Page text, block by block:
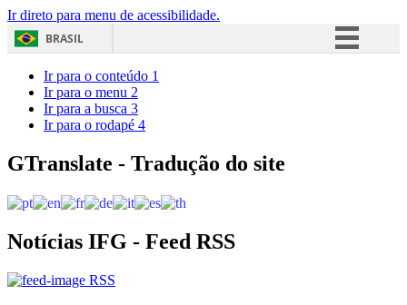
Ir direto para menu de acessibilidade.
BRASIL
Acesso à informação
Ir para o conteúdo 1
Ir para o menu 2
Ir para a busca 3
Ir para o rodapé 4
GTranslate - Tradução do site
Notícias IFG - Feed RSS
RSS